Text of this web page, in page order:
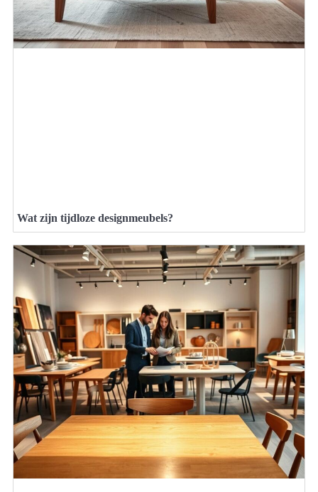
Wat zijn tijdloze designmeubels?